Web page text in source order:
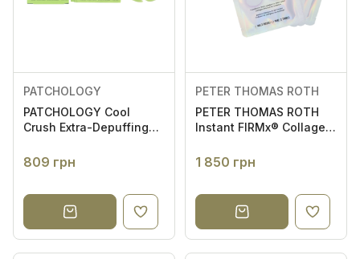
PATCHOLOGY
PATCHOLOGY Cool
Crush Extra-Depuffing
5пар - Гідрогелеві
патчі для зменшення
809 грн
PETER THOMAS ROTH
PETER THOMAS ROTH
Instant FIRMx® Collagen
Patches 8 пар -
Підтягуючі патчі для
колагеном
1 850 грн